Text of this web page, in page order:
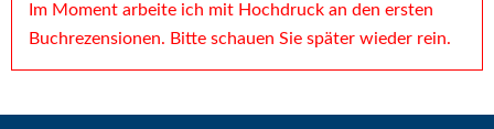
Im Moment arbeite ich mit Hochdruck an den ersten
Buchrezensionen. Bitte schauen Sie später wieder rein.